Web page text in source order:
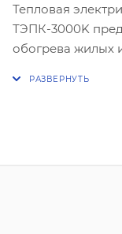
Тепловая
ТЭПК-3000K
обогрева жилых
электросети
Устанавливается